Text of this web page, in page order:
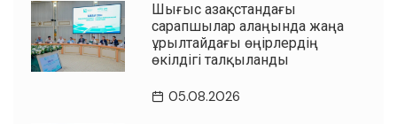
Шығыс Қазақстандағы
сарапшылар алаңында жаңа
Құрылтайдағы өңірлердің
өкілдігі талқыланды
05.08.2026